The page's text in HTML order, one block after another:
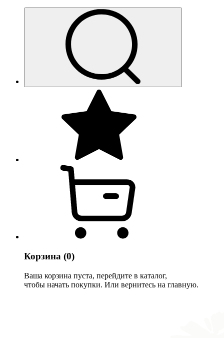
Корзина (0)
Ваша корзина пуста, перейдите в каталог,
чтобы начать покупки. Или вернитесь на главную.